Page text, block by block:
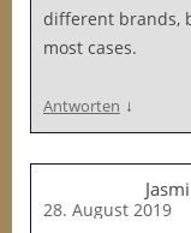
different brands,
most cases.
Antworten ↓
28. August 2019